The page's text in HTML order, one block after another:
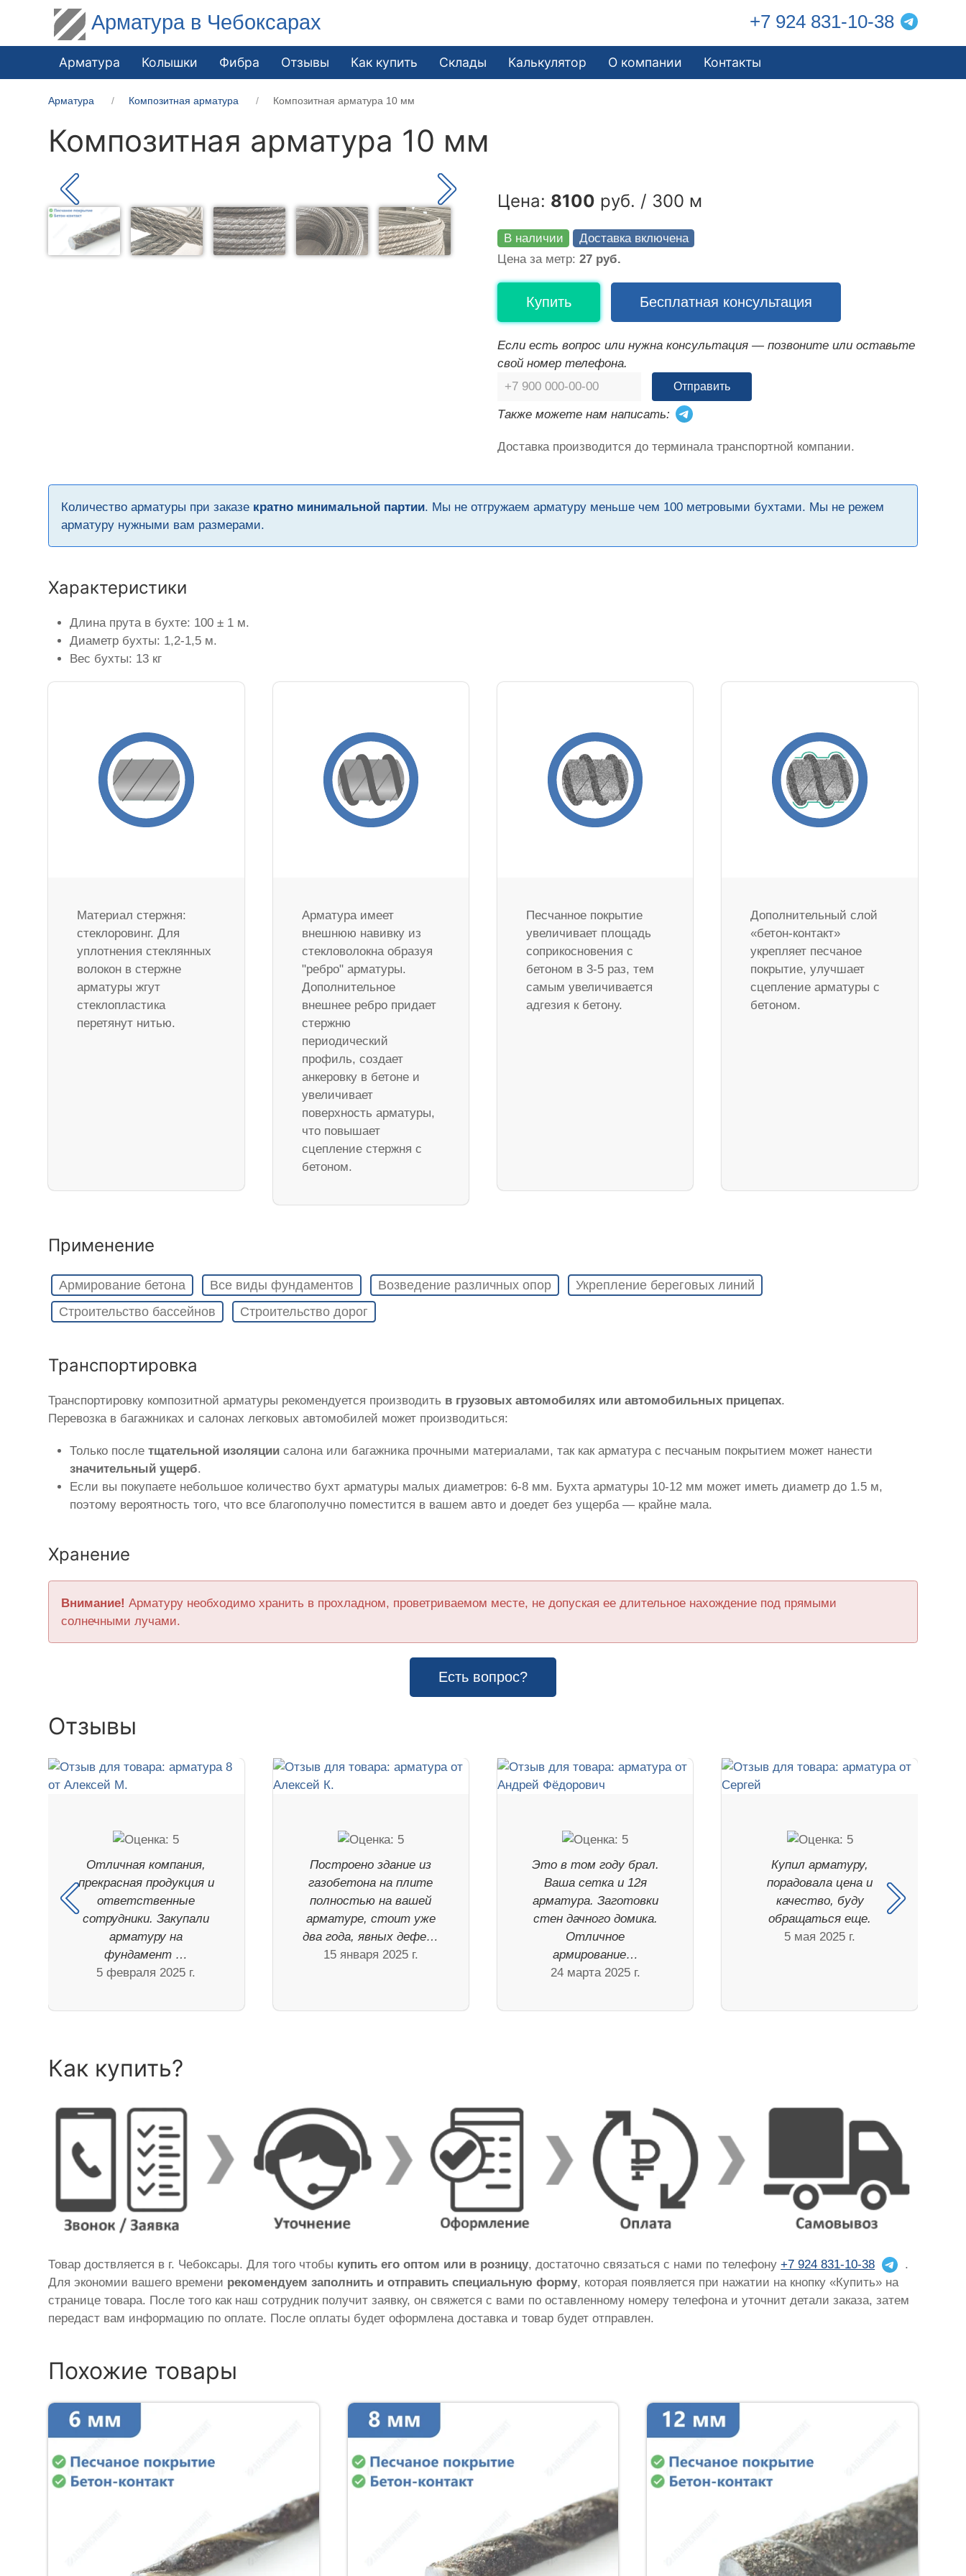
Арматура в Чебоксарах +7 924 831-10-38
Арматура Колышки Фибра Отзывы Как купить Склады Калькулятор О компании Контакты
Арматура Композитная арматура Композитная арматура 10 мм
Композитная арматура 10 мм
Цена: 8100 руб. / 300 м
В наличии
Доставка включена
Цена за метр: 27 руб.
Купить Бесплатная консультация
Если есть вопрос или нужна консультация — позвоните или оставьте
свой номер телефона.
Отправить
Также можете нам написать:
Доставка производится до терминала транспортной компании.
Количество арматуры при заказе кратно минимальной партии. Мы не отгружаем арматуру меньше чем 100 метровыми бухтами. Мы не режем
арматуру нужными вам размерами.
Характеристики
Длина прута в бухте: 100 ± 1 м.
Диаметр бухты: 1,2-1,5 м.
Вес бухты: 13 кг
Материал стержня:
стеклоровинг. Для
уплотнения стеклянных
волокон в стержне
арматуры жгут
стеклопластика
перетянут нитью.
Арматура имеет
внешнюю навивку из
стекловолокна образуя
"ребро" арматуры.
Дополнительное
внешнее ребро придает
стержню
периодический
профиль, создает
анкеровку в бетоне и
увеличивает
поверхность арматуры,
что повышает
сцепление стержня с
бетоном.
Песчанное покрытие
увеличивает площадь
соприкосновения с
бетоном в 3-5 раз, тем
самым увеличивается
адгезия к бетону.
Дополнительный слой
«бетон-контакт»
укрепляет песчаное
покрытие, улучшает
сцепление арматуры с
бетоном.
Применение
Армирование бетона Все виды фундаментов Возведение различных опор
Укрепление береговых линий
Строительство бассейнов
Строительство дорог
Транспортировка
Транспортировку композитной арматуры рекомендуется производить в грузовых автомобилях или автомобильных прицепах.
Перевозка в багажниках и салонах легковых автомобилей может производиться:
Только послетщательной изоляции салона или багажника прочными материалами, так как арматура с песчаным покрытием может нанести
значительный ущерб.
Если вы покупаете небольшое количество бухт арматуры малых диаметров: 6-8 мм. Бухта арматуры 10-12 мм может иметь диаметр до 1.5 м,
поэтому вероятность того, что все благополучно поместится в вашем авто и доедет без ущерба — крайне мала.
Хранение
Внимание! Арматуру необходимо хранить в прохладном, проветриваемом месте, не допуская ее длительное нахождение под прямыми
солнечными лучами.
Есть вопрос?
Отзывы
Отличная компания,
прекрасная продукция и
ответственные
сотрудники. Закупали
арматуру на
фундамент …
5 февраля 2025 г.
Построено здание из
газобетона на плите
полностью на вашей
арматуре, стоит уже
два года, явных дефе…
15 января 2025 г.
Это в том году брал.
Ваша сетка и 12я
арматура. Заготовки
стен дачного домика.
Отличное
армирование…
24 марта 2025 г.
Купил арматуру,
порадовала цена и
качество, буду
обращаться еще.
5 мая 2025 г.
Как купить?
Товар доствляется в г. Чебоксары. Для того чтобы купить его оптом или в розницу, достаточно связаться с нами по телефону+7 924 831-10-38
.
Для экономии вашего времени рекомендуем заполнить и отправить специальную форму, которая появляется при нажатии на кнопку «Купить» на
странице товара. После того как наш сотрудник получит заявку, он свяжется с вами по оставленному номеру телефона и уточнит детали заказа, затем
передаст вам информацию по оплате. После оплаты будет оформлена доставка и товар будет отправлен.
Похожие товары